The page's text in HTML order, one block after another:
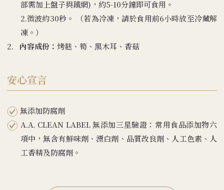
部需加上盤子與鐵網)，約5-10分鐘即可食用。
2.微波約30秒。 （若為冷凍，請於食用前6小時放至冷藏解
凍。）
2. 內容成份： 烤麩、筍、黑木耳、香菇
安心宣言
無添加防腐劑
A.A. CLEAN LABEL 無添加三星驗證：常用食品添加物六
項中，無含有鮮味劑、漂白劑、品質改良劑、人工色素、人
工香精及防腐劑。